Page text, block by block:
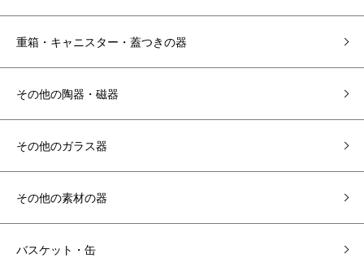
重箱・キャニスター・蓋つきの器
その他の陶器・磁器
その他のガラス器
その他の素材の器
バスケット・缶